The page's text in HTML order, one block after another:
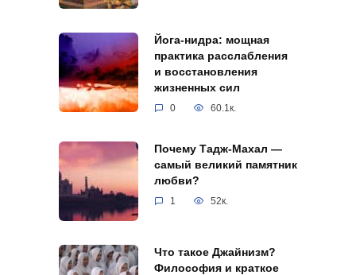
Йога-нидра: мощная
практика расслабления
и восстановления
жизненных сил
0 60.1к.
Почему Тадж-Махал —
самый великий памятник
любви?
1 52к.
Что такое Джайнизм?
Философия и краткое